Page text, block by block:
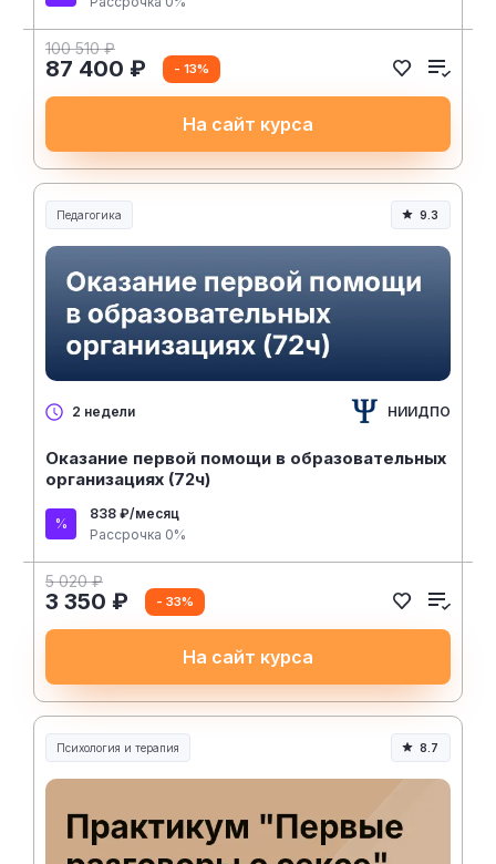
100 510 ₽
87 400 ₽ - 13%
На сайт курса
Педагогика
Образование и педагогика
9.3
2 недели НИИДПО
Оказание первой помощи в образовательных
организациях (72ч)
838 ₽/месяц
Рассрочка 0%
5 020 ₽
3 350 ₽ - 33%
На сайт курса
Психология и терапия 8.7